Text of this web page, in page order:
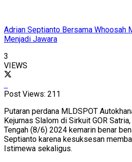
Adrian Septianto Bersama Whoosah
Menjadi Jawara
3
VIEWS
Post Views: 211
Putaran perdana MLDSPOT
Kejurnas Slalom di Sirkuit GOR
Tengah (8/6) 2024 kemarin benar
Septianto karena kesuksesan
Istimewa sekaligus.